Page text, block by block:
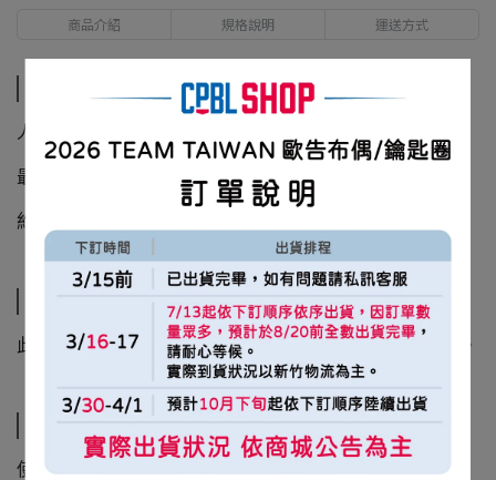
商品介紹 規格說明 運送方式
人氣熱門商品年末盤點後庫存釋出！🤩
最後一波，售完不補🔥
約3-6個工作日出貨
此圖為合成圖，商品圖片僅供參考，商品以出貨實物為主。
使用新竹物流運送